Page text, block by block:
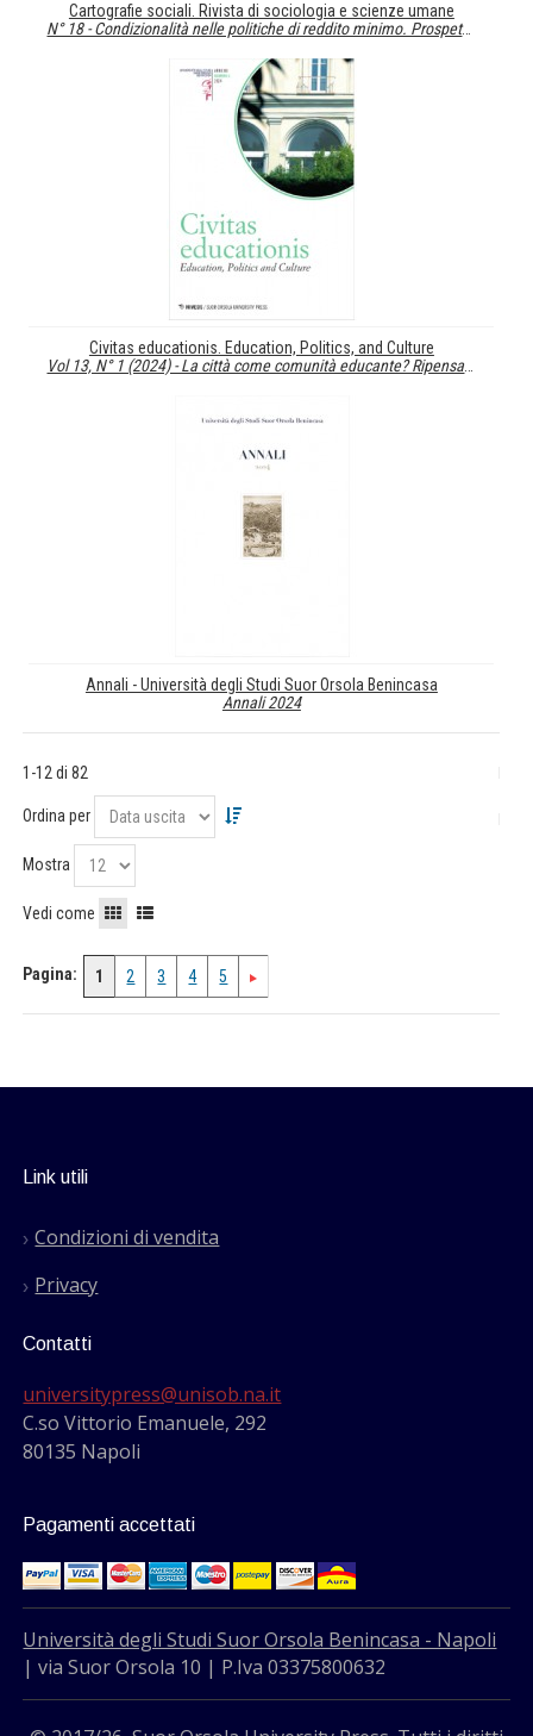
Cartografie sociali. Rivista di sociologia e scienze umane
N° 18 - Condizionalità nelle politiche di reddito minimo. Prospettive critiche a...
Civitas educationis. Education, Politics, and Culture
Vol 13, N° 1 (2024) - La città come comunità educante? Ripensare il nesso...
Annali - Università degli Studi Suor Orsola Benincasa
Annali 2024
1-12 di 82
Ordina per
Mostra
Vedi come
Pagina: 1 2 3 4 5
Link utili
Condizioni di vendita
Privacy
Contatti
universitypress@unisob.na.it
C.so Vittorio Emanuele, 292
80135 Napoli
Pagamenti accettati
Università degli Studi Suor Orsola Benincasa - Napoli
| via Suor Orsola 10 | P.Iva 03375800632